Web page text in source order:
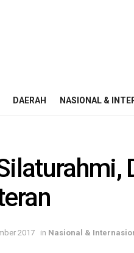
DAERAH NASIONAL &
2017 in Nasional &